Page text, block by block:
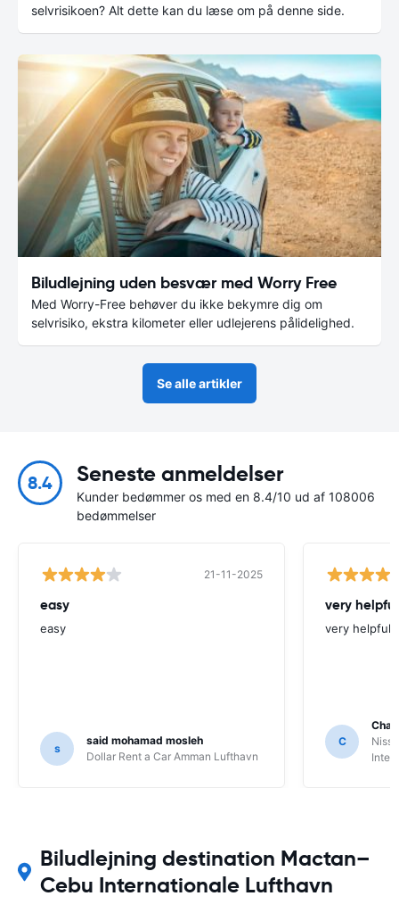
selvrisikoen? Alt dette kan du læse om på denne side.
Biludlejning uden besvær med Worry Free
Med Worry-Free behøver du ikke bekymre dig om
selvrisiko, ekstra kilometer eller udlejerens pålidelighed.
Se alle artikler
8.4 Seneste anmeldelser
Kunder bedømmer os med en 8.4/10 ud af 108006
bedømmelser
21-11-2025
easy
easy
s
said mohamad mosleh
Dollar Rent a Car Amman Lufthavn
very
very helpfull
C
Biludlejning destination Mactan–
Cebu Internationale Lufthavn